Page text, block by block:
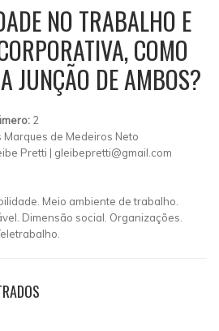
NO TRABALHO E
COMO
JUNÇÃO DE AMBOS?
2
Marques de Medeiros Neto
Pretti | gleibepretti@gmail.com
Meio ambiente de trabalho.
Dimensão social. Organizações.